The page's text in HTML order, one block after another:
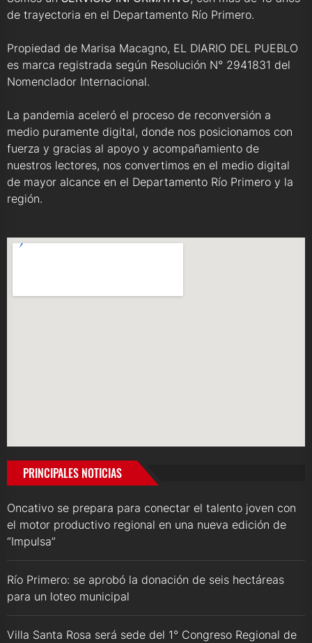
de trayectoria en el Departamento Río Primero.
Propiedad de Marisa Macagno, EL DIARIO DEL PUEBLO
es marca registrada según Resolución N° 2941831 del
Nomenclador Internacional.
La pandemia aceleró el proceso de reconversión a
medio puramente digital, donde nos posicionamos con
fuerza y gracias al apoyo y acompañamiento de
nuestros lectores, nos convertimos en el medio digital
de mayor alcance en el Departamento Río Primero y la
región.
PRINCIPALES NOTICIAS
Oncativo se prepara para conectar el talento joven con
el motor productivo regional en una nueva edición de
“Impulsa”
Río Primero: se aprobó la donación de seis hectáreas
para un loteo municipal
Villa Santa Rosa será sede del 1° Congreso Regional de